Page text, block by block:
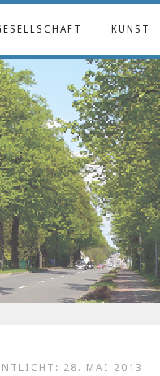
KUNST
28. MAI 2013